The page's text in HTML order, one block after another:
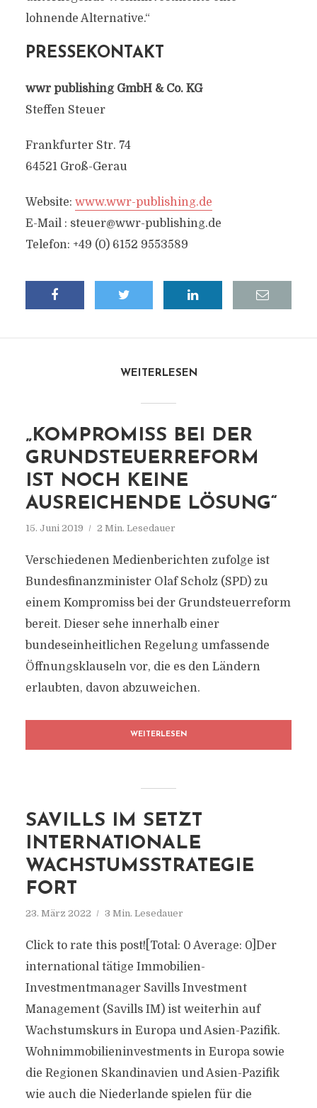
lohnende Alternative.“
PRESSEKONTAKT
wwr publishing GmbH & Co. KG
Steffen Steuer
Frankfurter Str. 74
64521 Groß-Gerau
Website: www.wwr-publishing.de
E-Mail : steuer@wwr-publishing.de
Telefon: +49 (0) 6152 9553589
WEITERLESEN
„KOMPROMISS BEI DER
GRUNDSTEUERREFORM
IST NOCH KEINE
AUSREICHENDE LÖSUNG“
15. Juni 2019 2 Min. Lesedauer
Verschiedenen Medienberichten zufolge ist
Bundesfinanzminister Olaf Scholz (SPD) zu
einem Kompromiss bei der Grundsteuerreform
bereit. Dieser sehe innerhalb einer
bundeseinheitlichen Regelung umfassende
Öffnungsklauseln vor, die es den Ländern
erlaubten, davon abzuweichen.
WEITERLESEN
SAVILLS IM SETZT
INTERNATIONALE
WACHSTUMSSTRATEGIE
FORT
23. März 2022 3 Min. Lesedauer
Click to rate this post![Total: 0 Average: 0]Der
international tätige Immobilien-
Investmentmanager Savills Investment
Management (Savills IM) ist weiterhin auf
Wachstumskurs in Europa und Asien-Pazifik.
Wohnimmobilieninvestments in Europa sowie
die Regionen Skandinavien und Asien-Pazifik
wie auch die Niederlande spielen für die